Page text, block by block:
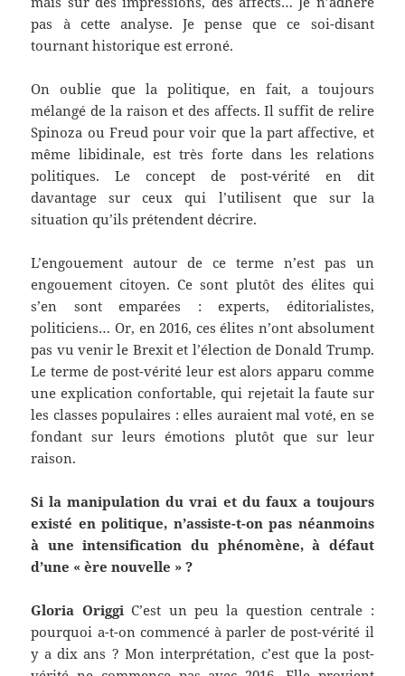
pas à cette analyse. Je pense que ce soi-disant
tournant historique est erroné.
On oublie que la politique, en fait, a toujours
mélangé de la raison et des affects. Il suffit de relire
Spinoza ou Freud pour voir que la part affective, et
même libidinale, est très forte dans les relations
politiques. Le concept de post-vérité en dit
davantage sur ceux qui l’utilisent que sur la
situation qu’ils prétendent décrire.
L’engouement autour de ce terme n’est pas un
engouement citoyen. Ce sont plutôt des élites qui
s’en sont emparées : experts, éditorialistes,
politiciens… Or, en 2016, ces élites n’ont absolument
pas vu venir le Brexit et l’élection de Donald Trump.
Le terme de post-vérité leur est alors apparu comme
une explication confortable, qui rejetait la faute sur
les classes populaires : elles auraient mal voté, en se
fondant sur leurs émotions plutôt que sur leur
raison.
Si la manipulation du vrai et du faux a toujours
existé en politique, n’assiste-t-on pas néanmoins
à une intensification du phénomène, à défaut
d’une « ère nouvelle » ?
Gloria Origgi C’est un peu la question centrale :
pourquoi a-t-on commencé à parler de post-vérité il
y a dix ans ? Mon interprétation, c’est que la post-